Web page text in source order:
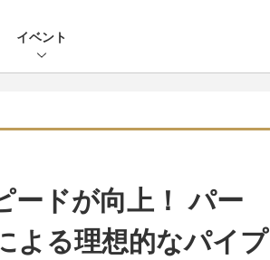
イベント
ードが向上！ パー
よる理想的なパイプ